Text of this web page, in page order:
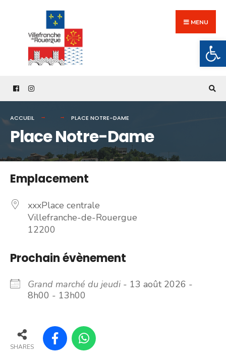
content
MENU
ACCUEIL PLACE NOTRE-DAME
Place Notre-Dame
Emplacement
xxxPlace centrale
Villefranche-de-Rouergue
12200
Prochain évènement
Grand marché du jeudi - 13 août 2026 -
8h00 - 13h00
SHARES